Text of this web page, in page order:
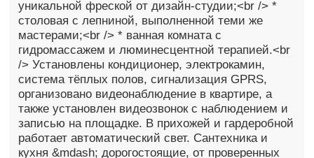
уникальной фреской от дизайн-студии;<br /> *
столовая с лепниной, выполненной теми же
мастерами;<br /> * ванная комната с
гидромассажем и люминесцентной терапией.<br
/> Установлены кондиционер, электрокамин,
система тёплых полов, сигнализация GРRS,
организовано видеонаблюдение в квартире, а
также установлен видеозвонок с наблюдением и
записью на площадке. В прихожей и гардеробной
работает автоматический свет. Сантехника и
кухня &mdash; дорогостоящие, от проверенных